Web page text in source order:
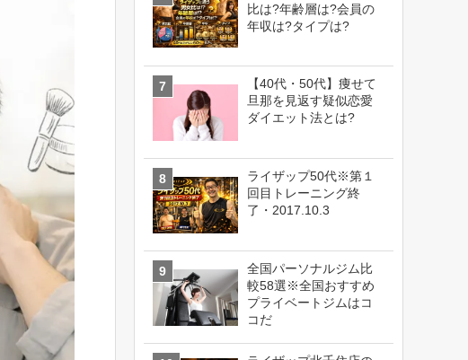
比は?年齢層は?会員の
年収は?タイプは?
【40代・50代】痩せて
旦那を見返す疑似恋愛
ダイエット法とは?
ライザップ50代※第１
回目トレーニング終
了・2017.10.3
全国パーソナルジム比
較58選※全国おすすめ
プライベートジムはコ
コだ